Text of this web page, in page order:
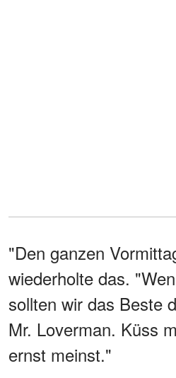
"Den ganzen
wiederholte das.
sollten wir das Beste
Mr. Loverman. Küss
ernst meinst."